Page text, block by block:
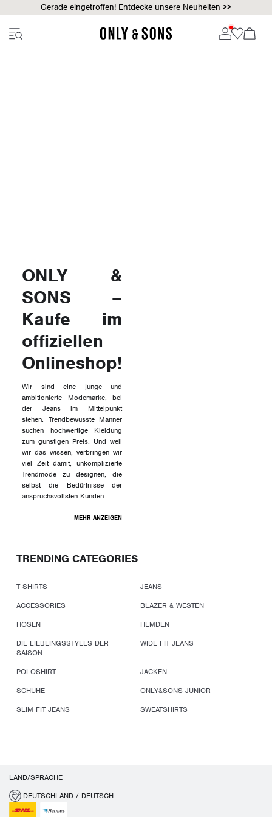
Gerade eingetroffen! Entdecke unsere Neuheiten >>
ONLY &
SONS –
Kaufe im
offiziellen
Onlineshop!
Wir sind eine junge und
ambitionierte Modemarke, bei
der Jeans im Mittelpunkt
stehen. Trendbewusste Männer
suchen hochwertige Kleidung
zum günstigen Preis. Und weil
wir das wissen, verbringen wir
viel Zeit damit, unkomplizierte
Trendmode zu designen, die
selbst die Bedürfnisse der
anspruchsvollsten Kunden
MEHR ANZEIGEN
TRENDING CATEGORIES
T-SHIRTS
JEANS
ACCESSORIES
BLAZER & WESTEN
HOSEN
HEMDEN
DIE LIEBLINGSSTYLES DER
SAISON
WIDE FIT JEANS
POLOSHIRT
JACKEN
SCHUHE
ONLY&SONS JUNIOR
SLIM FIT JEANS
SWEATSHIRTS
LAND/SPRACHE
DEUTSCHLAND / DEUTSCH